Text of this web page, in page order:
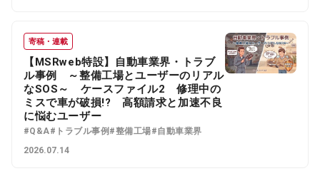
寄稿・連載
【MSRweb特設】自動車業界・トラブ
ル事例 ～整備工場とユーザーのリアル
なSOS～ ケースファイル2 修理中の
ミスで車が破損!? 高額請求と加速不良
に悩むユーザー
#Q&A#トラブル事例 #整備工場#自動車業界
2026.07.14